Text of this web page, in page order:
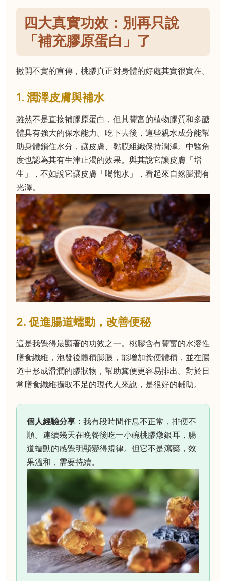
四大真實功效：別再只說
「補充膠原蛋白」了
撇開不實的宣傳，桃膠真正對身體的好處其實很實在。
1. 潤澤皮膚與補水
雖然不是直接補膠原蛋白，但其豐富的植物膠質和多醣
體具有強大的保水能力。吃下去後，這些親水成分能幫
助身體鎖住水分，讓皮膚、黏膜組織保持潤澤。中醫角
度也認為其有生津止渴的效果。與其說它讓皮膚「增
生」，不如說它讓皮膚「喝飽水」，看起來自然膨潤有
光澤。
2. 促進腸道蠕動，改善便秘
這是我覺得最顯著的功效之一。桃膠含有豐富的水溶性
膳食纖維，泡發後體積膨脹，能增加糞便體積，並在腸
道中形成滑潤的膠狀物，幫助糞便更容易排出。對於日
常膳食纖維攝取不足的現代人來說，是很好的輔助。
個人經驗分享： 我有段時間作息不正常，排便不
順。連續幾天在晚餐後吃一小碗桃膠燉銀耳，腸
道蠕動的感覺明顯變得規律。但它不是瀉藥，效
果溫和，需要持續。